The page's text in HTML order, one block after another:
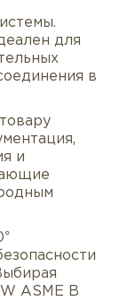
для
в
и
ASME B